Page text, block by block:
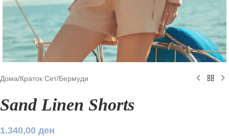
Дома/Краток Сет/Бермуди
Sand Linen Shorts
1.340,00 ден